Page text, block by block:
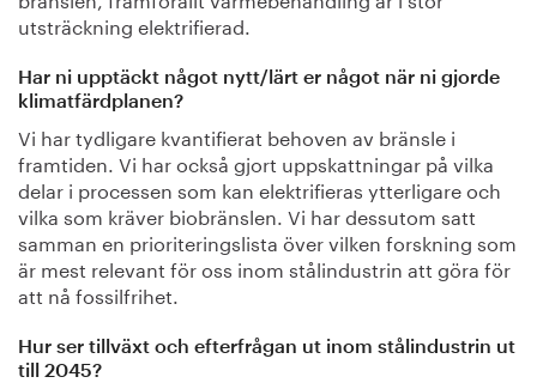
utsträckning elektrifierad.
Har ni upptäckt något nytt/lärt er något när ni gjorde
klimatfärdplanen?
Vi har tydligare kvantifierat behoven av bränsle i
framtiden. Vi har också gjort uppskattningar på vilka
delar i processen som kan elektrifieras ytterligare och
vilka som kräver biobränslen. Vi har dessutom satt
samman en prioriteringslista över vilken forskning som
är mest relevant för oss inom stålindustrin att göra för
att nå fossilfrihet.
Hur ser tillväxt och efterfrågan ut inom stålindustrin ut
till 2045?